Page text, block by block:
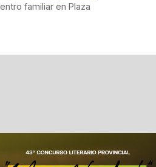
familiar en Plaza